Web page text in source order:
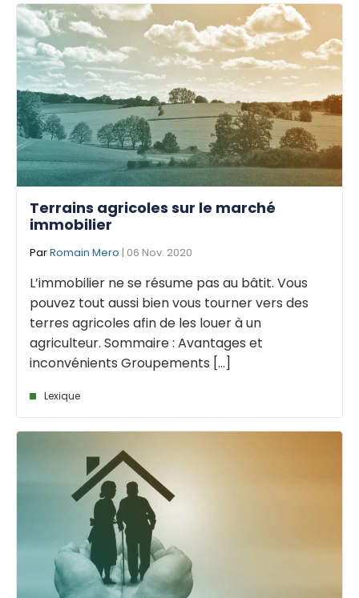
Terrains agricoles sur le marché
immobilier
ParRomain Mero | 06 Nov. 2020
L’immobilier ne se résume pas au bâtit. Vous
pouvez tout aussi bien vous tourner vers des
terres agricoles afin de les louer à un
agriculteur. Sommaire : Avantages et
inconvénients Groupements [...]
Lexique